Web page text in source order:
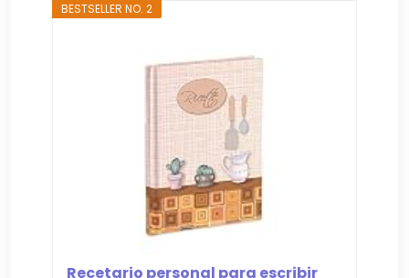
BESTSELLER NO. 2
Recetario personal para escribir